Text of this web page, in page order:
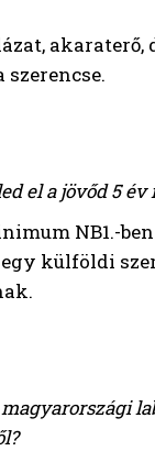
akaraterő,
szerencse.
el a jövőd 5 év
NB1.-
külföldi